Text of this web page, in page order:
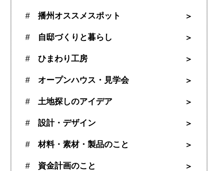
播州オススメスポット
自邸づくりと暮らし
ひまわり工房
オープンハウス・見学会
土地探しのアイデア
設計・デザイン
材料・素材・製品のこと
資金計画のこと